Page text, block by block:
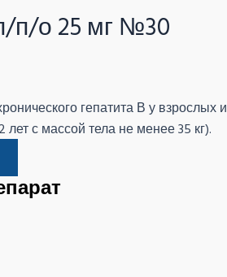
п/о 25 мг №30
гепатита В у взрослых и
лет с массой тела не менее 35 кг).